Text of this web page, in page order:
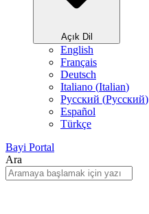
Açık Dil
English
Français
Deutsch
Italiano (Italian)
Русский (Pусский)
Español
Türkçe
Bayi Portal
Ara